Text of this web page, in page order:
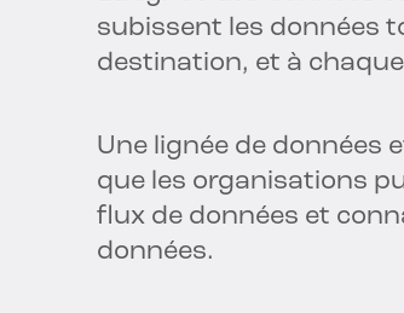
subissent les données
destination, et à
Une lignée de données
que les organisations
flux de données et
données.